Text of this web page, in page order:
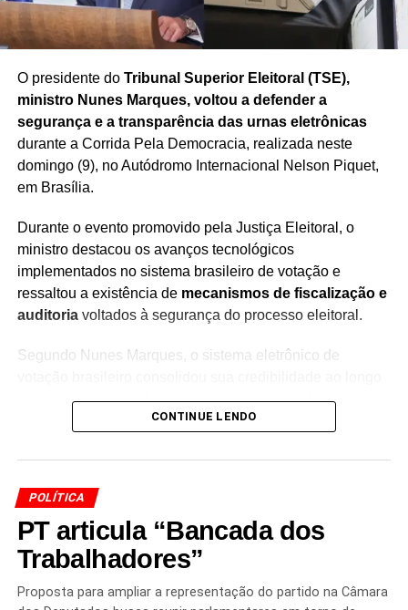
O presidente do Tribunal Superior Eleitoral (TSE),
ministro Nunes Marques, voltou a defender a
segurança e a transparência das urnas eletrônicas
durante a Corrida Pela Democracia, realizada neste
domingo (9), no Autódromo Internacional Nelson Piquet,
em Brasília.
Durante o evento promovido pela Justiça Eleitoral, o
ministro destacou os avanços tecnológicos
implementados no sistema brasileiro de votação e
ressaltou a existência de mecanismos de fiscalização e
auditoriavoltados à segurança do processo eleitoral.
Segundo Nunes Marques, o sistema eletrônico de
dos anos por meio do aperfeiçoamento tecnológico e de
procedimentos destinados a garantir a confiabilidade das
a transparência do processo eleitoral são
fundamentais para preservar a participação dos
eleitores
. Na avaliação apresentada pelo ministro,
questionamentos que desacreditem o sistema de votação
podem afetar a confiança da população no processo
CONTINUE LENDO
POLÍTICA
PT articula “Bancada dos
Trabalhadores”
Proposta para ampliar a representação do partido na Câmara